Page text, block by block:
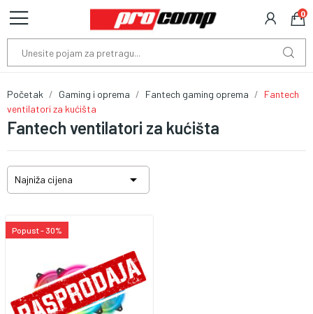
0
Fantech ventilatori za kućišta
Početak Gaming i oprema Fantech gaming oprema
Fantech
ventilatori za kućišta
Najniža cijena 
Popust - 30%